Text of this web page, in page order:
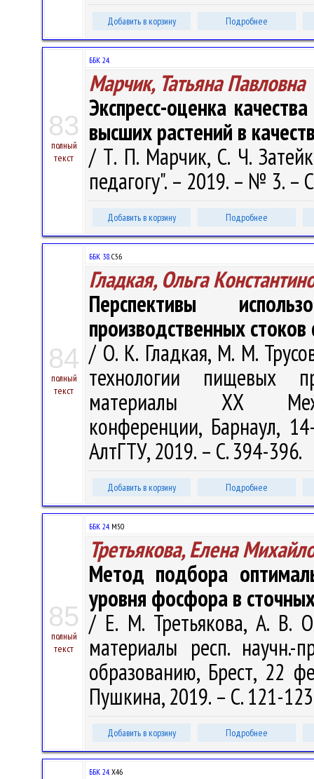
Добавить в корзину Подробнее
83
полный
текст
ББК 24.
Марчик, Татьяна Павловна
Экспресс-оценка
высших растений в
/ Т. П. Марчик, С. Ч.
педагогу". – 2019. – № 3. –
Добавить в корзину Подробнее
84
полный
текст
ББК 38.С56
Гладкая, Ольга
Перспективы
производственных
/ О. К. Гладкая, М. М.
технологии пищевых
материалы XХ
конференции, Барнаул,
АлтГТУ, 2019. – С. 394-396.
Добавить в корзину Подробнее
85
полный
текст
ББК 24.М50
Третьякова, Елена
Метод подбора
уровня фосфора в
/ Е. М. Третьякова, А. В.
материалы респ.
образованию, Брест, 22
Пушкина, 2019. – С. 121-
Добавить в корзину Подробнее
ББК 24.Х46